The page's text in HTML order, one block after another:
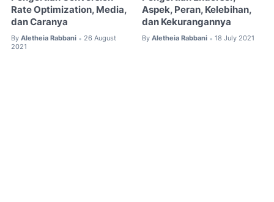
Rate Optimization, Media,
dan Caranya
By Aletheia Rabbani • 26 August
2021
Aspek, Peran, Kelebihan,
dan Kekurangannya
By Aletheia Rabbani • 18 July 2021